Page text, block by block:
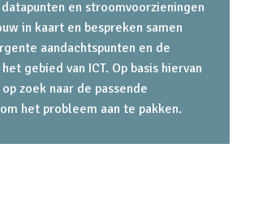
en stroomvoorzieningen
in kaart en bespreken samen
aandachtspunten en de
gebied van ICT. Op basis hiervan
zoek naar de passende
het probleem aan te pakken.